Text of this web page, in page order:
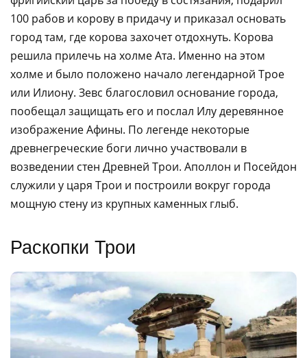
100 рабов и корову в придачу и приказал основать
город там, где корова захочет отдохнуть. Корова
решила прилечь на холме Ата. Именно на этом
холме и было положено начало легендарной Трое
или Илиону. Зевс благословил основание города,
пообещал защищать его и послал Илу деревянное
изображение Афины. По легенде некоторые
древнегреческие боги лично участвовали в
возведении стен Древней Трои. Аполлон и Посейдон
служили у царя Трои и построили вокруг города
мощную стену из крупных каменных глыб.
Раскопки Трои